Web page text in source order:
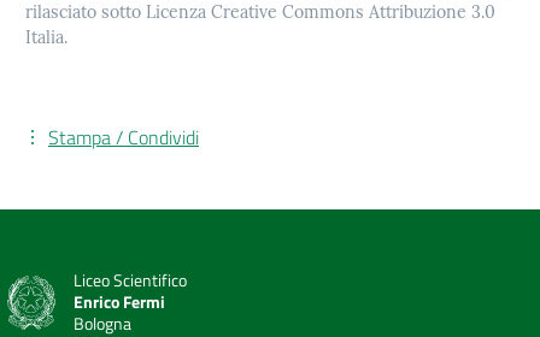
rilasciato sotto Licenza Creative Commons Attribuzione 3.0
Italia.
Stampa / Condividi
Liceo Scientifico
Enrico Fermi
Bologna